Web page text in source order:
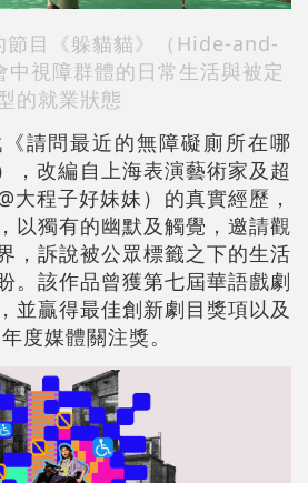
節目《躲貓貓》（Hide-and-
中視障群體的日常生活與被定
的就業狀態
請問最近的無障礙廁所在哪
，改編自上海表演藝術家及超
大程子好妹妹）的真實經歷，
以獨有的幽默及觸覺，邀請觀
，訴說被公眾標籤之下的生活
。該作品曾獲第七屆華語戲劇
並贏得最佳創新劇目獎項以及
度媒體關注獎。